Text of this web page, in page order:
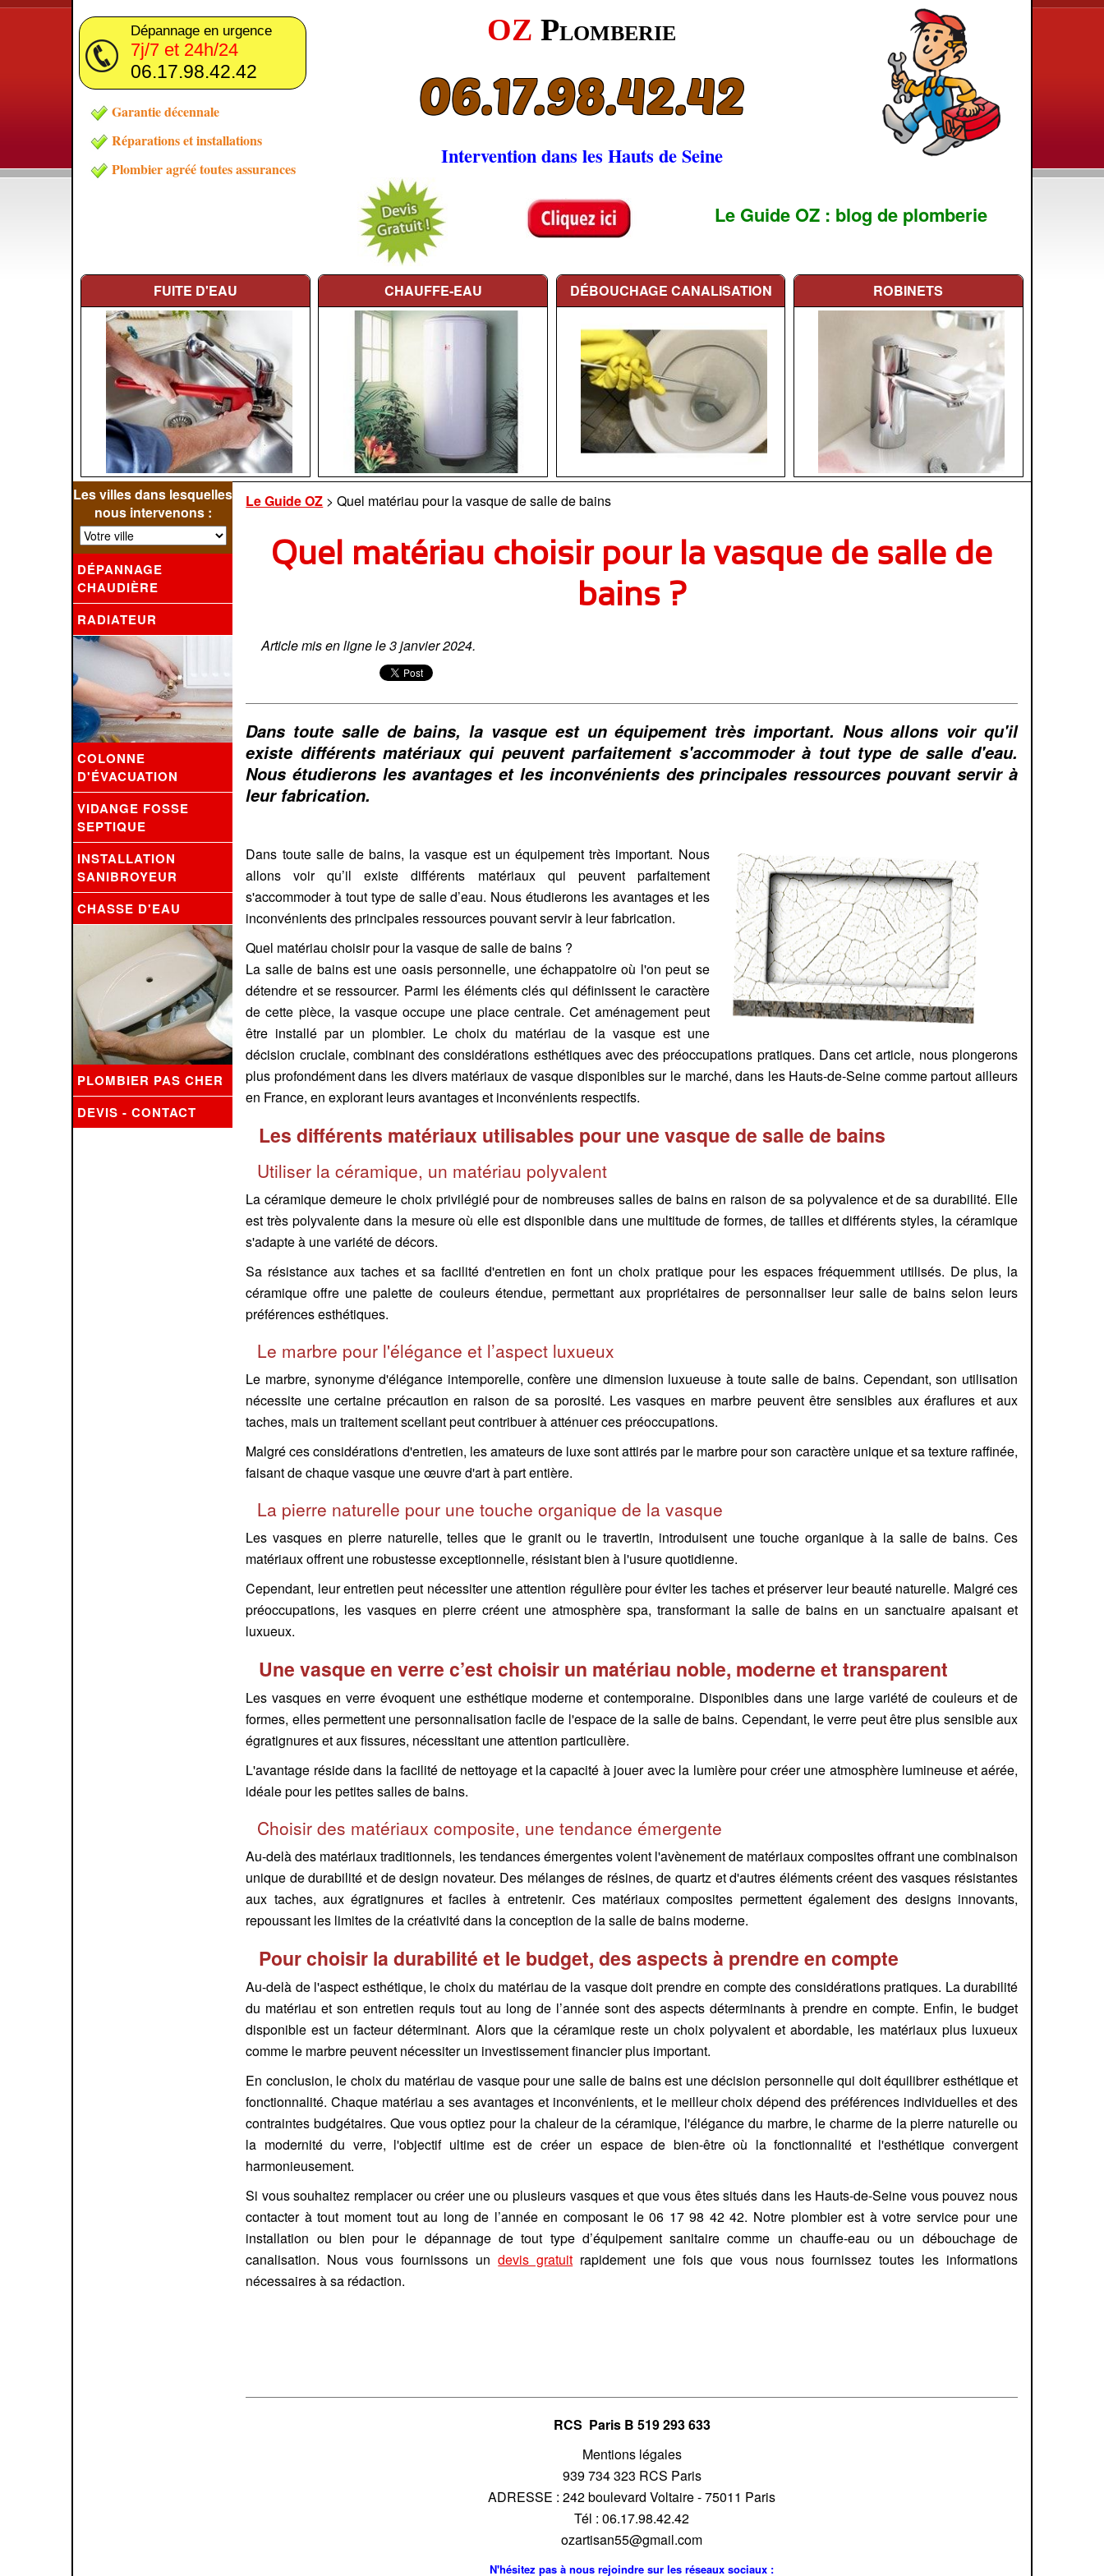
OZPlomberie
06.17.98.42.42
Intervention dans les Hauts de Seine
Le Guide OZ : blog de plomberie
Dépannage en urgence
7j/7 et 24h/24
06.17.98.42.42
Garantie décennale
Réparations et installations
Plombier agréé toutes assurances
FUITE D'EAU CHAUFFE-EAU DÉBOUCHAGE CANALISATION ROBINETS
Les villes dans lesquelles
nous intervenons :
DÉPANNAGE
CHAUDIÈRE
RADIATEUR
COLONNE
D'ÉVACUATION
VIDANGE FOSSE
SEPTIQUE
INSTALLATION
SANIBROYEUR
CHASSE D'EAU
PLOMBIER PAS CHER
DEVIS - CONTACT
Le Guide OZ > Quel matériau pour la vasque de salle de bains
Quel matériau choisir pour la vasque de salle de
bains ?
Article mis en ligne le 3 janvier 2024.
Dans toute salle de bains, la vasque est un équipement très important. Nous allons voir qu'il
existe différents matériaux qui peuvent parfaitement s'accommoder à tout type de salle d'eau.
Nous étudierons les avantages et les inconvénients des principales ressources pouvant servir à
leur fabrication.
Dans toute salle de bains, la vasque est un équipement très important. Nous
allons voir qu’il existe différents matériaux qui peuvent parfaitement
s'accommoder à tout type de salle d’eau. Nous étudierons les avantages et les
inconvénients des principales ressources pouvant servir à leur fabrication.
Quel matériau choisir pour la vasque de salle de bains ?
La salle de bains est une oasis personnelle, une échappatoire où l'on peut se
détendre et se ressourcer. Parmi les éléments clés qui définissent le caractère
de cette pièce, la vasque occupe une place centrale. Cet aménagement peut
être installé par un plombier. Le choix du matériau de la vasque est une
décision cruciale, combinant des considérations esthétiques avec des préoccupations pratiques. Dans cet article, nous plongerons
plus profondément dans les divers matériaux de vasque disponibles sur le marché, dans les Hauts-de-Seine comme partout ailleurs
en France, en explorant leurs avantages et inconvénients respectifs.
Les différents matériaux utilisables pour une vasque de salle de bains
Utiliser la céramique, un matériau polyvalent
La céramique demeure le choix privilégié pour de nombreuses salles de bains en raison de sa polyvalence et de sa durabilité. Elle
est très polyvalente dans la mesure où elle est disponible dans une multitude de formes, de tailles et différents styles, la céramique
s'adapte à une variété de décors.
Sa résistance aux taches et sa facilité d'entretien en font un choix pratique pour les espaces fréquemment utilisés. De plus, la
céramique offre une palette de couleurs étendue, permettant aux propriétaires de personnaliser leur salle de bains selon leurs
préférences esthétiques.
Le marbre pour l'élégance et l’aspect luxueux
Le marbre, synonyme d'élégance intemporelle, confère une dimension luxueuse à toute salle de bains. Cependant, son utilisation
nécessite une certaine précaution en raison de sa porosité. Les vasques en marbre peuvent être sensibles aux éraflures et aux
taches, mais un traitement scellant peut contribuer à atténuer ces préoccupations.
Malgré ces considérations d'entretien, les amateurs de luxe sont attirés par le marbre pour son caractère unique et sa texture raffinée,
faisant de chaque vasque une œuvre d'art à part entière.
La pierre naturelle pour une touche organique de la vasque
Les vasques en pierre naturelle, telles que le granit ou le travertin, introduisent une touche organique à la salle de bains. Ces
matériaux offrent une robustesse exceptionnelle, résistant bien à l'usure quotidienne.
Cependant, leur entretien peut nécessiter une attention régulière pour éviter les taches et préserver leur beauté naturelle. Malgré ces
préoccupations, les vasques en pierre créent une atmosphère spa, transformant la salle de bains en un sanctuaire apaisant et
luxueux.
Une vasque en verre c’est choisir un matériau noble, moderne et transparent
Les vasques en verre évoquent une esthétique moderne et contemporaine. Disponibles dans une large variété de couleurs et de
formes, elles permettent une personnalisation facile de l'espace de la salle de bains. Cependant, le verre peut être plus sensible aux
égratignures et aux fissures, nécessitant une attention particulière.
L'avantage réside dans la facilité de nettoyage et la capacité à jouer avec la lumière pour créer une atmosphère lumineuse et aérée,
idéale pour les petites salles de bains.
Choisir des matériaux composite, une tendance émergente
Au-delà des matériaux traditionnels, les tendances émergentes voient l'avènement de matériaux composites offrant une combinaison
unique de durabilité et de design novateur. Des mélanges de résines, de quartz et d'autres éléments créent des vasques résistantes
aux taches, aux égratignures et faciles à entretenir. Ces matériaux composites permettent également des designs innovants,
repoussant les limites de la créativité dans la conception de la salle de bains moderne.
Pour choisir la durabilité et le budget, des aspects à prendre en compte
Au-delà de l'aspect esthétique, le choix du matériau de la vasque doit prendre en compte des considérations pratiques. La durabilité
du matériau et son entretien requis tout au long de l’année sont des aspects déterminants à prendre en compte. Enfin, le budget
disponible est un facteur déterminant. Alors que la céramique reste un choix polyvalent et abordable, les matériaux plus luxueux
comme le marbre peuvent nécessiter un investissement financier plus important.
En conclusion, le choix du matériau de vasque pour une salle de bains est une décision personnelle qui doit équilibrer esthétique et
fonctionnalité. Chaque matériau a ses avantages et inconvénients, et le meilleur choix dépend des préférences individuelles et des
contraintes budgétaires. Que vous optiez pour la chaleur de la céramique, l'élégance du marbre, le charme de la pierre naturelle ou
la modernité du verre, l'objectif ultime est de créer un espace de bien-être où la fonctionnalité et l'esthétique convergent
harmonieusement.
Si vous souhaitez remplacer ou créer une ou plusieurs vasques et que vous êtes situés dans les Hauts-de-Seine vous pouvez nous
contacter à tout moment tout au long de l’année en composant le 06 17 98 42 42. Notre plombier est à votre service pour une
installation ou bien pour le dépannage de tout type d’équipement sanitaire comme un chauffe-eau ou un débouchage de
canalisation. Nous vous fournissons undevis gratuit rapidement une fois que vous nous fournissez toutes les informations
nécessaires à sa rédaction.
RCS Paris B 519 293 633
Mentions légales
939 734 323 RCS Paris
ADRESSE : 242 boulevard Voltaire - 75011 Paris
Tél : 06.17.98.42.42
ozartisan55@gmail.com
N'hésitez pas à nous rejoindre sur les réseaux sociaux :